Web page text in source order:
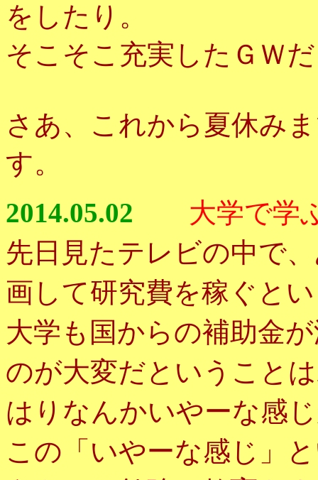
をしたり。
そこそこ充実したＧＷ
さあ、これから夏休み
す。
2014.05.02
大学で学
先日見たテレビの中で
画して研究費を稼ぐと
大学も国からの補助金
のが大変だということ
はりなんかいやーな感
この「いやーな感じ」